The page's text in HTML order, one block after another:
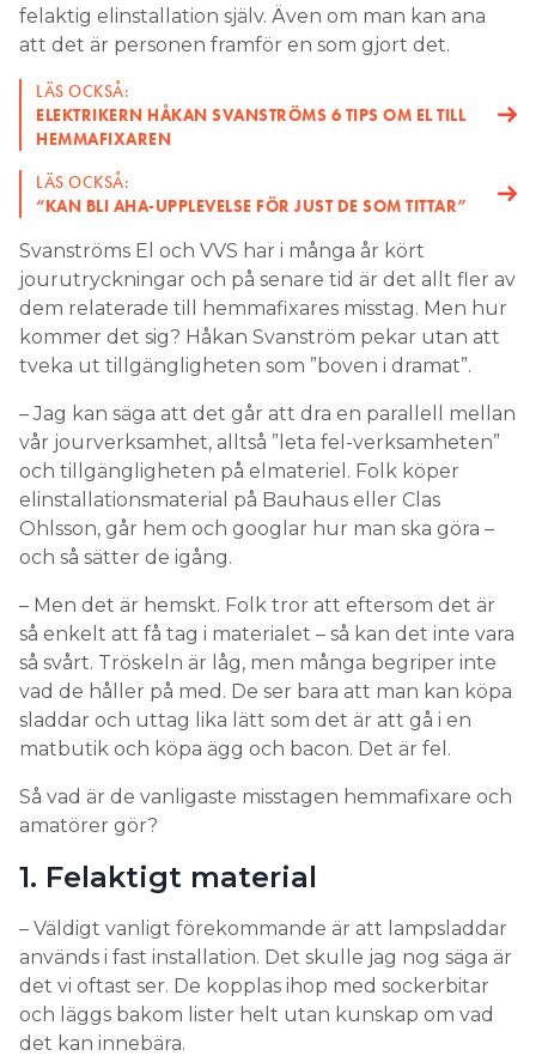
felaktig elinstallation själv. Även om man kan ana
att det är personen framför en som gjort det.
LÄS OCKSÅ:
ELEKTRIKERN HÅKAN SVANSTRÖMS 6 TIPS OM EL TILL
HEMMAFIXAREN
LÄS OCKSÅ:
“KAN BLI AHA-UPPLEVELSE FÖR JUST DE SOM TITTAR”
Svanströms El och VVS har i många år kört
jourutryckningar och på senare tid är det allt fler av
dem relaterade till hemmafixares misstag. Men hur
kommer det sig? Håkan Svanström pekar utan att
tveka ut tillgängligheten som ”boven i dramat”.
– Jag kan säga att det går att dra en parallell mellan
vår jourverksamhet, alltså ”leta fel-verksamheten”
och tillgängligheten på elmateriel. Folk köper
elinstallationsmaterial på Bauhaus eller Clas
Ohlsson, går hem och googlar hur man ska göra –
och så sätter de igång.
– Men det är hemskt. Folk tror att eftersom det är
så enkelt att få tag i materialet – så kan det inte vara
så svårt. Tröskeln är låg, men många begriper inte
vad de håller på med. De ser bara att man kan köpa
sladdar och uttag lika lätt som det är att gå i en
matbutik och köpa ägg och bacon. Det är fel.
Så vad är de vanligaste misstagen hemmafixare och
amatörer gör?
1. Felaktigt material
– Väldigt vanligt förekommande är att lampsladdar
används i fast installation. Det skulle jag nog säga är
det vi oftast ser. De kopplas ihop med sockerbitar
och läggs bakom lister helt utan kunskap om vad
det kan innebära.